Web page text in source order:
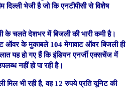
दिल्ली भेजी है जो कि एनटीपीसी से विशेेष
चलते देशभर में बिजली की भारी कमी है।
ऑवर के मुकाबले 104 मेगावाट ऑवर बिजली ही
यह हो गए हैं कि इंडियन एनर्जी एक्सचेंज में
नहीं हो पा रही है।
मिल भी रही है, वह 12 रुपये प्रति यूनिट की